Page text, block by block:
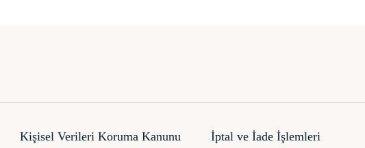
Kişisel Verileri Koruma Kanunu İptal ve İade İşlemleri